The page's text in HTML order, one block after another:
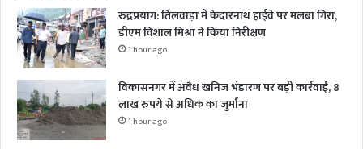
रुद्रप्रयाग: तिलवाड़ा में केदारनाथ हाईवे पर मलबा गिरा,
डीएम विशाल मिश्रा ने किया निरीक्षण
1 hour ago
विकासनगर में अवैध खनिज भंडारण पर बड़ी कार्रवाई, 8
लाख रुपये से अधिक का जुर्माना
1 hour ago